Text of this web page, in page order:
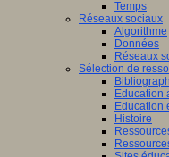
Temps
Réseaux sociaux
Algorithme
Données
Réseaux
Sélection de
Education
Education
Histoire